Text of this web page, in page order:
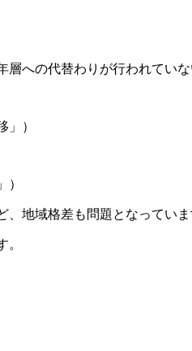
への代替わりが行われていな
」）
）
地域格差も問題となっていま